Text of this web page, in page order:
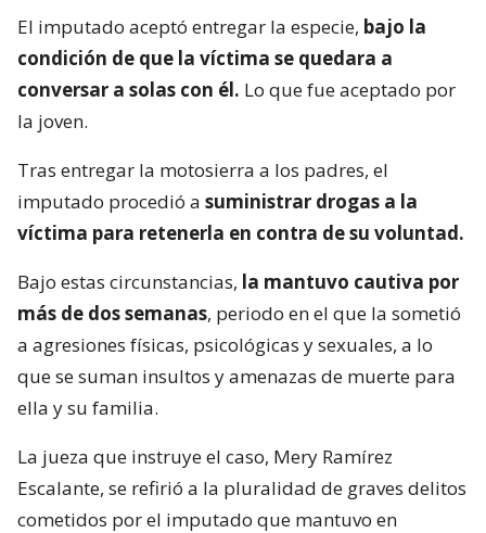
El imputado aceptó entregar la especie, bajo la
condición de que la víctima se quedara a
conversar a solas con él. Lo que fue aceptado por
la joven.
Tras entregar la motosierra a los padres, el
imputado procedió a suministrar drogas a la
víctima para retenerla en contra de su voluntad.
Bajo estas circunstancias, la mantuvo cautiva por
más de dos semanas, periodo en el que la sometió
a agresiones físicas, psicológicas y sexuales, a lo
que se suman insultos y amenazas de muerte para
ella y su familia.
La jueza que instruye el caso, Mery Ramírez
Escalante, se refirió a la pluralidad de graves delitos
cometidos por el imputado que mantuvo en